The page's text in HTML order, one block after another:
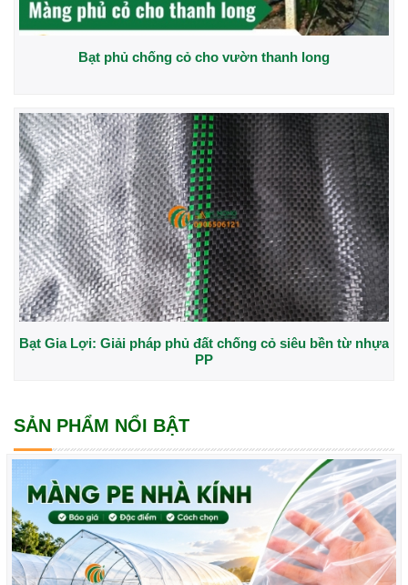
Bạt phủ chống cỏ cho vườn thanh long
Bạt Gia Lợi: Giải pháp phủ đất chống cỏ siêu bền từ nhựa
PP
SẢN PHẨM NỔI BẬT